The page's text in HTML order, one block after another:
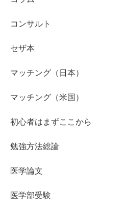
コンサルト
セザ本
マッチング（日本）
マッチング（米国）
初心者はまずここから
勉強方法総論
医学論文
医学部受験